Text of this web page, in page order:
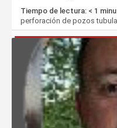
Tiempo de lectura: < 1
perforación de pozos